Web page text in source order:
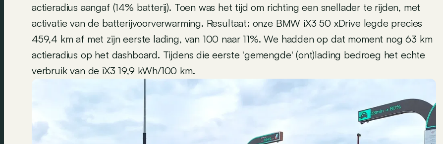
actieradius aangaf (14% batterij). Toen was het tijd om richting een snellader te rijden, met
activatie van de batterijvoorverwarming. Resultaat: onze BMW iX3 50 xDrive legde precies
459,4 km af met zijn eerste lading, van 100 naar 11%. We hadden op dat moment nog 63 km
actieradius op het dashboard. Tijdens die eerste 'gemengde' (ont)lading bedroeg het echte
verbruik van de iX3 19,9 kWh/100 km.